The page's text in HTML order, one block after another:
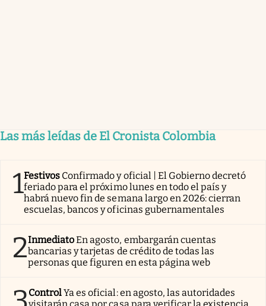
Las más leídas de El Cronista Colombia
1Festivos Confirmado y oficial | El Gobierno decretó
feriado para el próximo lunes en todo el país y
habrá nuevo fin de semana largo en 2026: cierran
escuelas, bancos y oficinas gubernamentales
2InmediatoEn agosto, embargarán cuentas
bancarias y tarjetas de crédito de todas las
personas que figuren en esta página web
ControlYa es oficial: en agosto, las autoridades